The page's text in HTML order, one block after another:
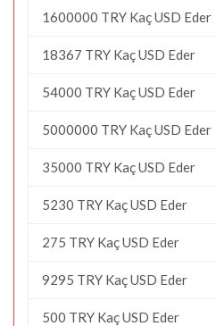
1600000 TRY Kaç USD Eder
18367 TRY Kaç USD Eder
54000 TRY Kaç USD Eder
5000000 TRY Kaç USD Eder
35000 TRY Kaç USD Eder
5230 TRY Kaç USD Eder
275 TRY Kaç USD Eder
9295 TRY Kaç USD Eder
500 TRY Kaç USD Eder